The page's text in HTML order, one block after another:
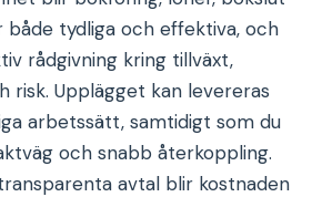
både tydliga och effektiva, och
rådgivning kring tillväxt,
risk. Upplägget kan levereras
arbetssätt, samtidigt som du
och snabb återkoppling.
avtal blir kostnaden